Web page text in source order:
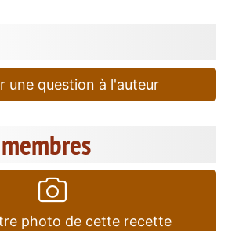
une question à l'auteur
photo de cette recette